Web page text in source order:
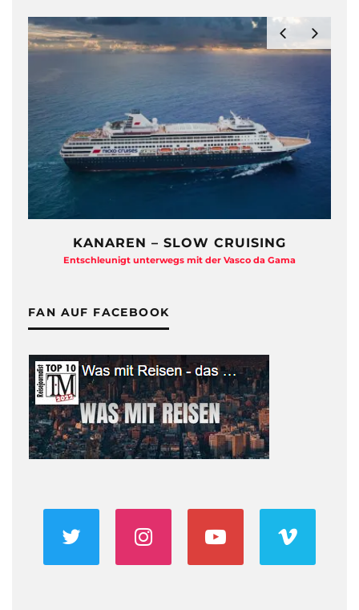
KANAREN – SLOW CRUISING
Entschleunigt unterwegs mit der Vasco da Gama
FAN AUF FACEBOOK